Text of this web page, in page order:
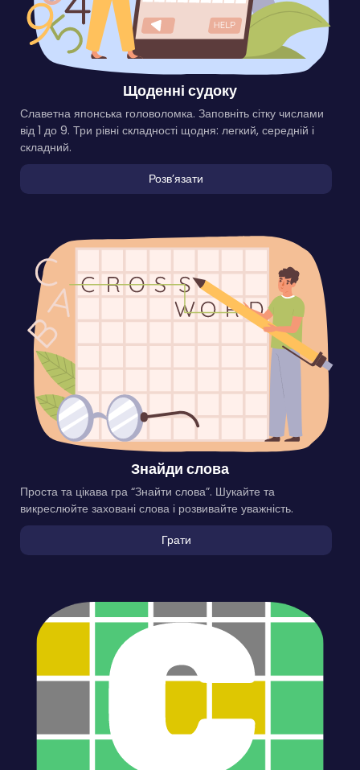
Щоденні судоку
Славетна японська головоломка. Заповніть сітку числами
від 1 до 9. Три рівні складності щодня: легкий, середній і
складний.
Розвʼязати
Знайди слова
Проста та цікава гра “Знайти слова”. Шукайте та
викреслюйте заховані слова і розвивайте уважність.
Грати